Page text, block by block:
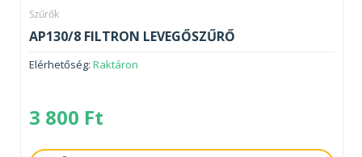
Szűrők
AP130/8 FILTRON LEVEGŐSZŰRŐ
Elérhetőség: Raktáron
3 800 Ft